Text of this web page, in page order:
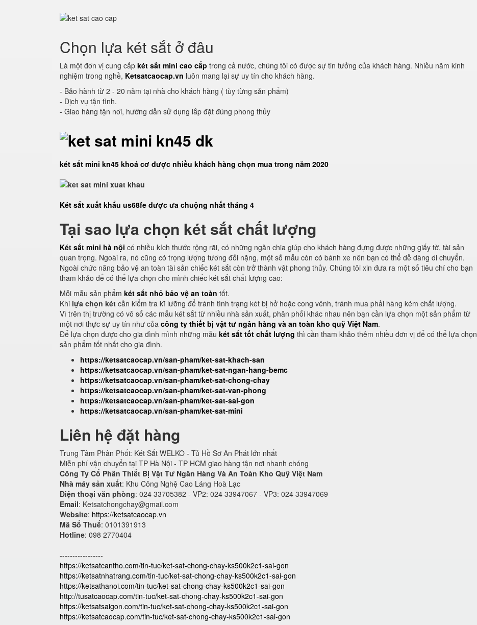
Chọn lựa két sắt ở đâu
Là một đơn vị cung cấp két sắt mini cao cấp trong cả nước, chúng tôi có được sự tin tưởng của khách hàng. Nhiều năm kinh
nghiệm trong nghề, Ketsatcaocap.vn luôn mang lại sự uy tín cho khách hàng.
- Bảo hành từ 2 - 20 năm tại nhà cho khách hàng ( tùy từng sản phẩm)
- Dịch vụ tận tình.
- Giao hàng tận nơi, hướng dẫn sử dụng lắp đặt đúng phong thủy
két sắt mini kn45 khoá cơ được nhiều khách hàng chọn mua trong năm 2020
Két sắt xuất khẩu us68fe được ưa chuộng nhất tháng 4
Tại sao lựa chọn két sắt chất lượng
Két sắt mini hà nội có nhiều kích thước rộng rãi, có những ngăn chia giúp cho khách hàng đựng được những giấy tờ, tài sản
quan trọng. Ngoài ra, nó cũng có trọng lượng tương đối nặng, một số mẫu còn có bánh xe nên bạn có thể dễ dàng di chuyển.
Ngoài chức năng bảo vệ an toàn tài sản chiếc két sắt còn trở thành vật phong thủy. Chúng tôi xin đưa ra một số tiêu chí cho bạn
tham khảo để có thể lựa chọn cho mình chiếc két sắt chất lượng cao:
Mỗi mẫu sản phẩm két sắt nhỏ bảo vệ an toàn tốt.
Khi lựa chọn két cần kiểm tra kĩ lưỡng để tránh tình trạng két bị hở hoặc cong vênh, tránh mua phải hàng kém chất lượng.
Vì trên thị trường có vô số các mẫu két sắt từ nhiều nhà sản xuất, phân phối khác nhau nên bạn cần lựa chọn một sản phẩm từ
một nơi thực sự uy tín như của công ty thiết bị vật tư ngân hàng và an toàn kho quỹ Việt Nam.
Để lựa chọn được cho gia đình mình những mẫu két sắt tốt chất lượng thì cần tham khảo thêm nhiều đơn vị để có thể lựa chọn
sản phẩm tốt nhất cho gia đình.
https://ketsatcaocap.vn/san-pham/ket-sat-khach-san
https://ketsatcaocap.vn/san-pham/ket-sat-ngan-hang-bemc
https://ketsatcaocap.vn/san-pham/ket-sat-chong-chay
https://ketsatcaocap.vn/san-pham/ket-sat-van-phong
https://ketsatcaocap.vn/san-pham/ket-sat-sai-gon
https://ketsatcaocap.vn/san-pham/ket-sat-mini
Liên hệ đặt hàng
Trung Tâm Phân Phối: Két Sắt WELKO - Tủ Hồ Sơ An Phát lớn nhất
Miễn phí vận chuyển tại TP Hà Nội - TP HCM giao hàng tận nơi nhanh chóng
Công Ty Cổ Phần Thiết Bị Vật Tư Ngân Hàng Và An Toàn Kho Quỹ Việt Nam
Nhà máy sản xuất: Khu Công Nghệ Cao Láng Hoà Lạc
Điện thoại văn phòng: 024 33705382 - VP2: 024 33947067 - VP3: 024 33947069
Email: Ketsatchongchay@gmail.com
Website: https://ketsatcaocap.vn
Mã Số Thuế: 0101391913
Hotline: 098 2770404
-----------------
https://ketsatcantho.com/tin-tuc/ket-sat-chong-chay-ks500k2c1-sai-gon
https://ketsatnhatrang.com/tin-tuc/ket-sat-chong-chay-ks500k2c1-sai-gon
https://ketsathanoi.com/tin-tuc/ket-sat-chong-chay-ks500k2c1-sai-gon
http://tusatcaocap.com/tin-tuc/ket-sat-chong-chay-ks500k2c1-sai-gon
https://ketsatsaigon.com/tin-tuc/ket-sat-chong-chay-ks500k2c1-sai-gon
https://ketsatcaocap.com/tin-tuc/ket-sat-chong-chay-ks500k2c1-sai-gon